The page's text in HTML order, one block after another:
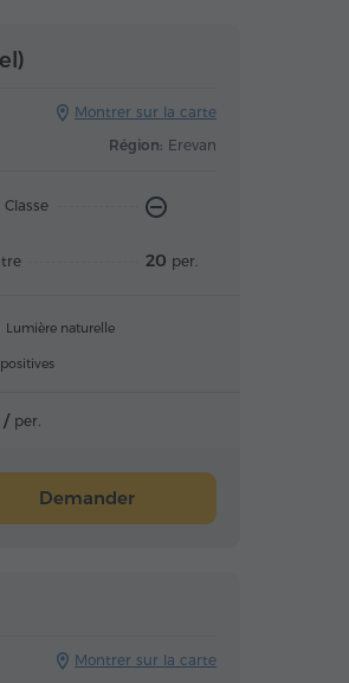
Montrer sur la carte
Région: Erevan
Classe
20 per.
Lumière naturelle
/ per.
Demander
Montrer sur la carte